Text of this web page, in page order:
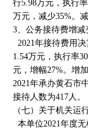
行5.98万元，执行
万元，减少35%。
3、公务接待费增减
2021年接待费用
1.54万元，执行率
元，增幅27%。增
2021年承办黄石市
接待人数为417人。
（七）关于机关运
本单位2021年度